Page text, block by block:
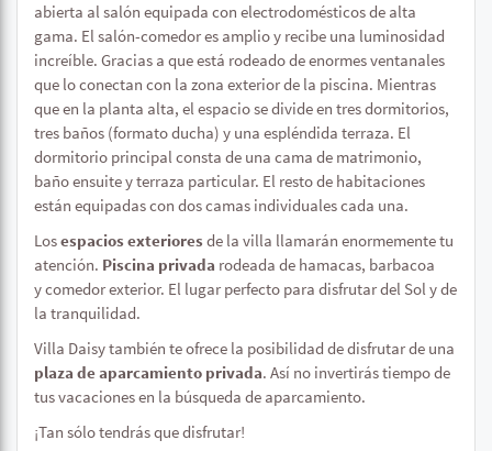
abierta al salón equipada con electrodomésticos de alta
gama. El salón-comedor es amplio y recibe una luminosidad
increíble. Gracias a que está rodeado de enormes ventanales
que lo conectan con la zona exterior de la piscina. Mientras
que en la planta alta, el espacio se divide en tres dormitorios,
tres baños (formato ducha) y una espléndida terraza. El
dormitorio principal consta de una cama de matrimonio,
baño ensuite y terraza particular. El resto de habitaciones
están equipadas con dos camas individuales cada una.
Losespacios exteriores de la villa llamarán enormemente tu
atención. Piscina privada rodeada de hamacas, barbacoa
y comedor exterior. El lugar perfecto para disfrutar del Sol y de
la tranquilidad.
Villa Daisy también te ofrece la posibilidad de disfrutar de una
plaza de aparcamiento privada. Así no invertirás tiempo de
tus vacaciones en la búsqueda de aparcamiento.
¡Tan sólo tendrás que disfrutar!